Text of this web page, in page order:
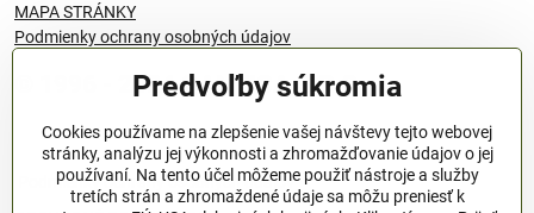
MAPA STRÁNKY
Podmienky ochrany osobných údajov
© 1996 - 2024 QANTICA S.R.O
Podmienky ochrany osobných údajov
Predvoľby súkromia
Cookies používame na zlepšenie vašej návštevy tejto webovej
stránky, analýzu jej výkonnosti a zhromažďovanie údajov o jej
používaní. Na tento účel môžeme použiť nástroje a služby
tretích strán a zhromaždené údaje sa môžu preniesť k